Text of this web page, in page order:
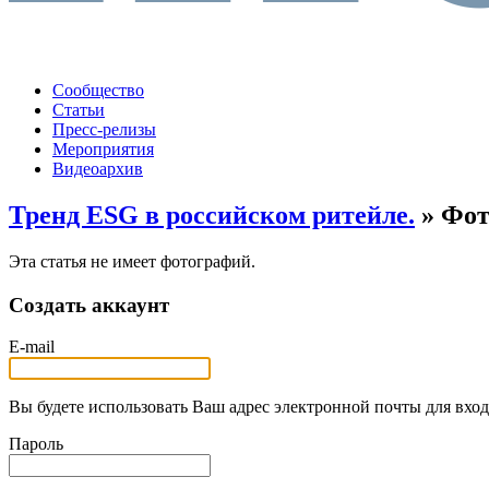
Сообщество
Статьи
Пресс-релизы
Мероприятия
Видеоархив
Тренд ESG в российском ритейле. »
Эта статья не имеет фотографий.
Создать аккаунт
E-mail
Вы будете использовать Ваш адрес электронной почты для
Пароль